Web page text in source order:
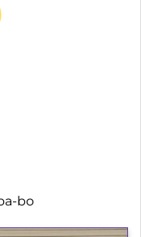
bo